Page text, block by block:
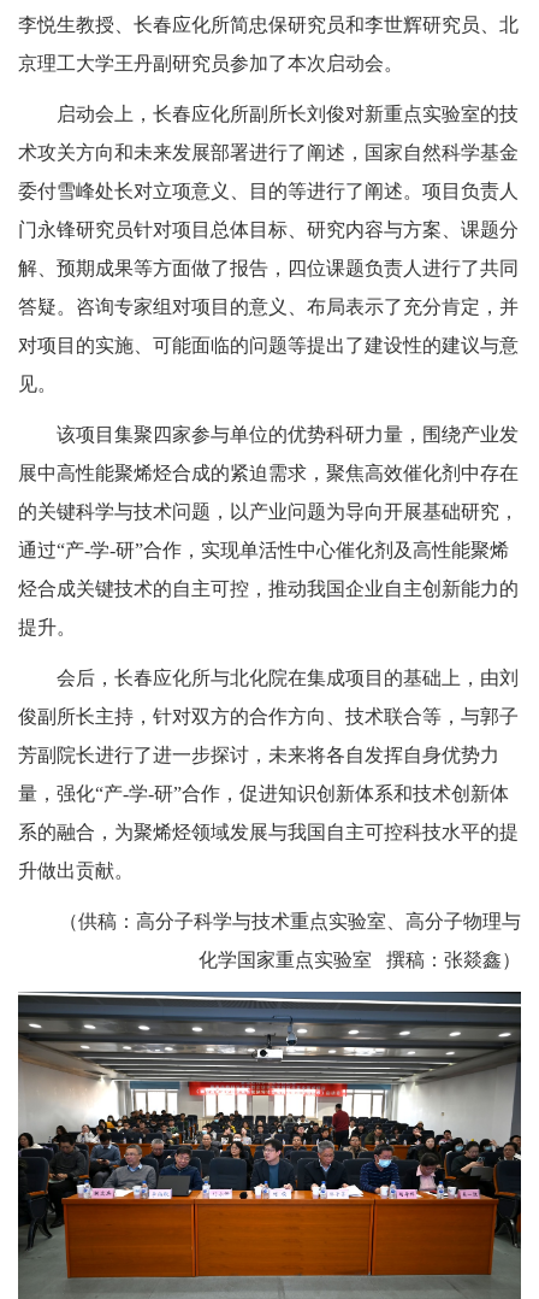
李悦生教授、长春应化所简忠保研究员和李世辉研究员、北
京理工大学王丹副研究员参加了本次启动会。
启动会上，长春应化所副所长刘俊对新重点实验室的技
术攻关方向和未来发展部署进行了阐述，国家自然科学基金
委付雪峰处长对立项意义、目的等进行了阐述。项目负责人
门永锋研究员针对项目总体目标、研究内容与方案、课题分
解、预期成果等方面做了报告，四位课题负责人进行了共同
答疑。咨询专家组对项目的意义、布局表示了充分肯定，并
对项目的实施、可能面临的问题等提出了建设性的建议与意
见。
该项目集聚四家参与单位的优势科研力量，围绕产业发
展中高性能聚烯烃合成的紧迫需求，聚焦高效催化剂中存在
的关键科学与技术问题，以产业问题为导向开展基础研究，
通过“产-学-研”合作，实现单活性中心催化剂及高性能聚烯
烃合成关键技术的自主可控，推动我国企业自主创新能力的
提升。
会后，长春应化所与北化院在集成项目的基础上，由刘
俊副所长主持，针对双方的合作方向、技术联合等，与郭子
芳副院长进行了进一步探讨，未来将各自发挥自身优势力
量，强化“产-学-研”合作，促进知识创新体系和技术创新体
系的融合，为聚烯烃领域发展与我国自主可控科技水平的提
升做出贡献。
（供稿：高分子科学与技术重点实验室、高分子物理与
化学国家重点实验室 撰稿：张燚鑫）